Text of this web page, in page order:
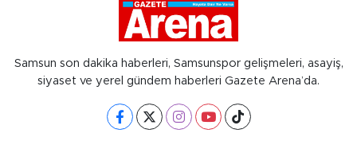
Samsun son dakika haberleri, Samsunspor gelişmeleri, asayiş,
siyaset ve yerel gündem haberleri Gazete Arena’da.